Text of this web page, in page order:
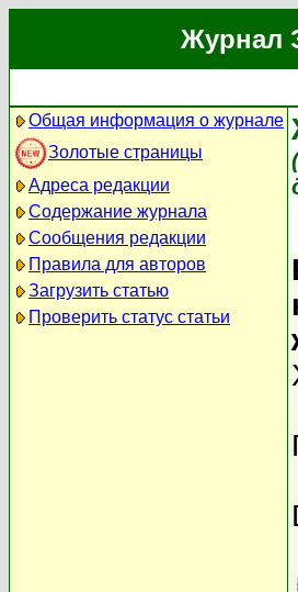
Журнал
Общая информация о журнале
Золотые страницы
Адреса редакции
Содержание журнала
Сообщения редакции
Правила для авторов
Загрузить статью
Проверить статус статьи